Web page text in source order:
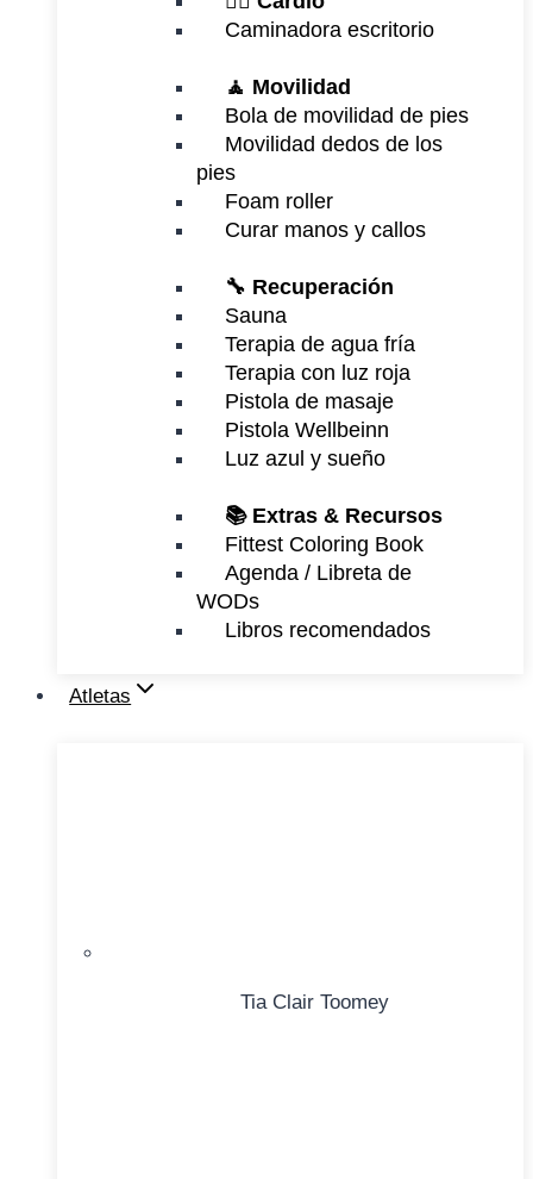
Caminadora escritorio
🧘 Movilidad
Bola de movilidad de pies
Movilidad dedos de los
pies
Foam roller
Curar manos y callos
🔧 Recuperación
Sauna
Terapia de agua fría
Terapia con luz roja
Pistola de masaje
Pistola Wellbeinn
Luz azul y sueño
📚 Extras & Recursos
Fittest Coloring Book
Agenda / Libreta de
WODs
Libros recomendados
Atletas
Tia Clair Toomey